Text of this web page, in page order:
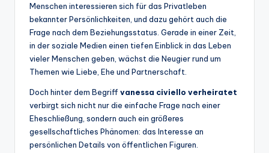
Menschen interessieren sich für das Privatleben
bekannter Persönlichkeiten, und dazu gehört auch die
Frage nach dem Beziehungsstatus. Gerade in einer Zeit,
in der soziale Medien einen tiefen Einblick in das Leben
vieler Menschen geben, wächst die Neugier rund um
Themen wie Liebe, Ehe und Partnerschaft.
Doch hinter dem Begriff vanessa civiello verheiratet
verbirgt sich nicht nur die einfache Frage nach einer
Eheschließung, sondern auch ein größeres
gesellschaftliches Phänomen: das Interesse an
persönlichen Details von öffentlichen Figuren.